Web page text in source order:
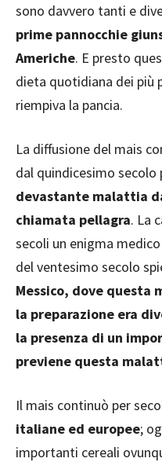
sono davvero tanti e
prime pannocchie
Americhe. E presto
dieta quotidiana dei più
riempiva la pancia.
La diffusione del mais
dal quindicesimo secolo
devastante malattia
chiamata pellagra. La
secoli un enigma
del ventesimo secolo
Messico, dove questa
la preparazione era
la presenza di un
previene questa
Il mais continuò per
italiane ed europee;
importanti cereali